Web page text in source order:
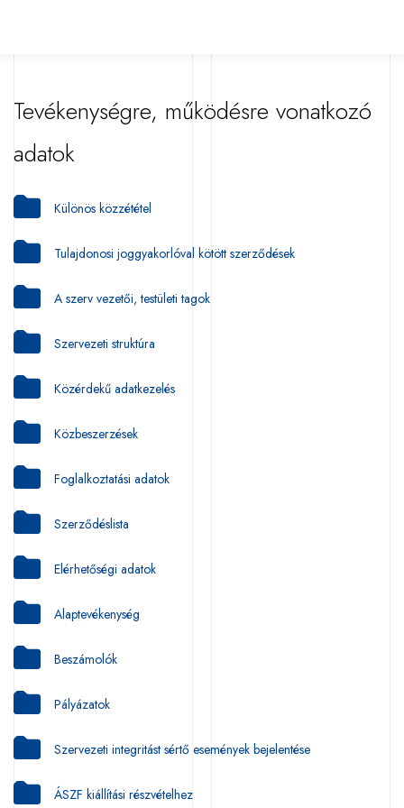
Tevékenységre, működésre vonatkozó
adatok
Különös közzététel
Tulajdonosi joggyakorlóval kötött szerződések
A szerv vezetői, testületi tagok
Szervezeti struktúra
Közérdekű adatkezelés
Közbeszerzések
Foglalkoztatási adatok
Szerződéslista
Elérhetőségi adatok
Alaptevékenység
Beszámolók
Pályázatok
Szervezeti integritást sértő események bejelentése
ÁSZF kiállítási részvételhez